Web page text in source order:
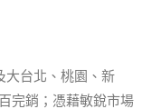
大台北、桃園、新
完銷；憑藉敏銳市場